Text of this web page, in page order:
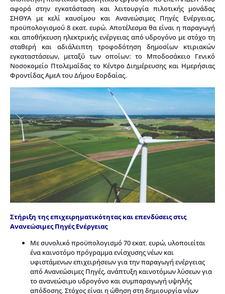
αφορά στην εγκατάσταση και λειτουργία πιλοτικής μονάδας
ΣΗΘΥΑ με κελί καυσίμου και Ανανεώσιμες Πηγές Ενέργειας,
προϋπολογισμού 8 εκατ. ευρώ. Αποτέλεσμα θα είναι η παραγωγή
και αποθήκευση ηλεκτρικής ενέργειας από υδρογόνο με στόχο τη
σταθερή και αδιάλειπτη τροφοδότηση δημοσίων κτιριακών
εγκαταστάσεων, μεταξύ των οποίων: το Μποδοσάκειο Γενικό
Νοσοκομείο Πτολεμαΐδας το Κέντρο Διημέρευσης και Ημερήσιας
Φροντίδας ΑμεΑ του Δήμου Εορδαίας.
Στήριξη της επιχειρηματικότητας και επενδύσεις στις
Ανανεώσιμες Πηγές Ενέργειας
Με συνολικό προϋπολογισμό 70 εκατ. ευρώ, υλοποιείται
ένα καινοτόμο πρόγραμμα ενίσχυσης νέων και
υφιστάμενων επιχειρήσεων για την παραγωγή ενέργειας
από Ανανεώσιμες Πηγές, ανάπτυξη καινοτόμων λύσεων για
το ανανεώσιμο υδρογόνο και συμπαραγωγή υψηλής
απόδοσης. Στόχος είναι η ώθηση στη δημιουργία νέων